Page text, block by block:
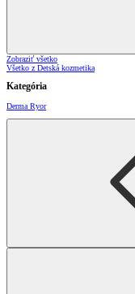
Zobraziť všetko
Všetko z Detská kozmetika
Kategória
Derma Ryor